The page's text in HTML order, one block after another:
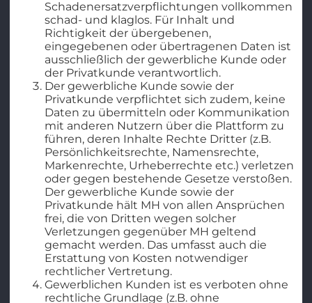
Schadenersatzverpflichtungen vollkommen
schad- und klaglos. Für Inhalt und
Richtigkeit der übergebenen,
eingegebenen oder übertragenen Daten ist
ausschließlich der gewerbliche Kunde oder
der Privatkunde verantwortlich.
Der gewerbliche Kunde sowie der
Privatkunde verpflichtet sich zudem, keine
Daten zu übermitteln oder Kommunikation
mit anderen Nutzern über die Plattform zu
führen, deren Inhalte Rechte Dritter (z.B.
Persönlichkeitsrechte, Namensrechte,
Markenrechte, Urheberrechte etc.) verletzen
oder gegen bestehende Gesetze verstoßen.
Der gewerbliche Kunde sowie der
Privatkunde hält MH von allen Ansprüchen
frei, die von Dritten wegen solcher
Verletzungen gegenüber MH geltend
gemacht werden. Das umfasst auch die
Erstattung von Kosten notwendiger
rechtlicher Vertretung.
Gewerblichen Kunden ist es verboten ohne
rechtliche Grundlage (z.B. ohne